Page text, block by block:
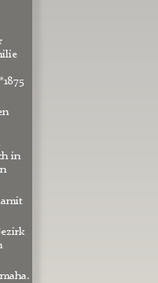
in